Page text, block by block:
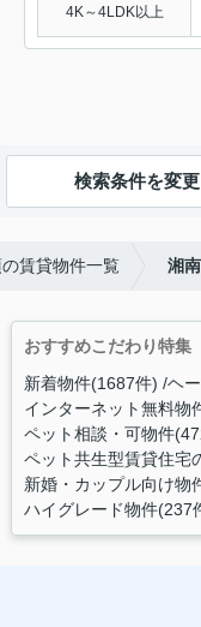
4K～4LDK以上
検索条件を変更
賃貸物件一覧 湘
おすすめこだわり特集
新着物件(1687件) ヘ
インターネット無料物
ペット相談・可物件
ペット共生型賃貸住宅
新婚・カップル向け物
ハイグレード物件(237